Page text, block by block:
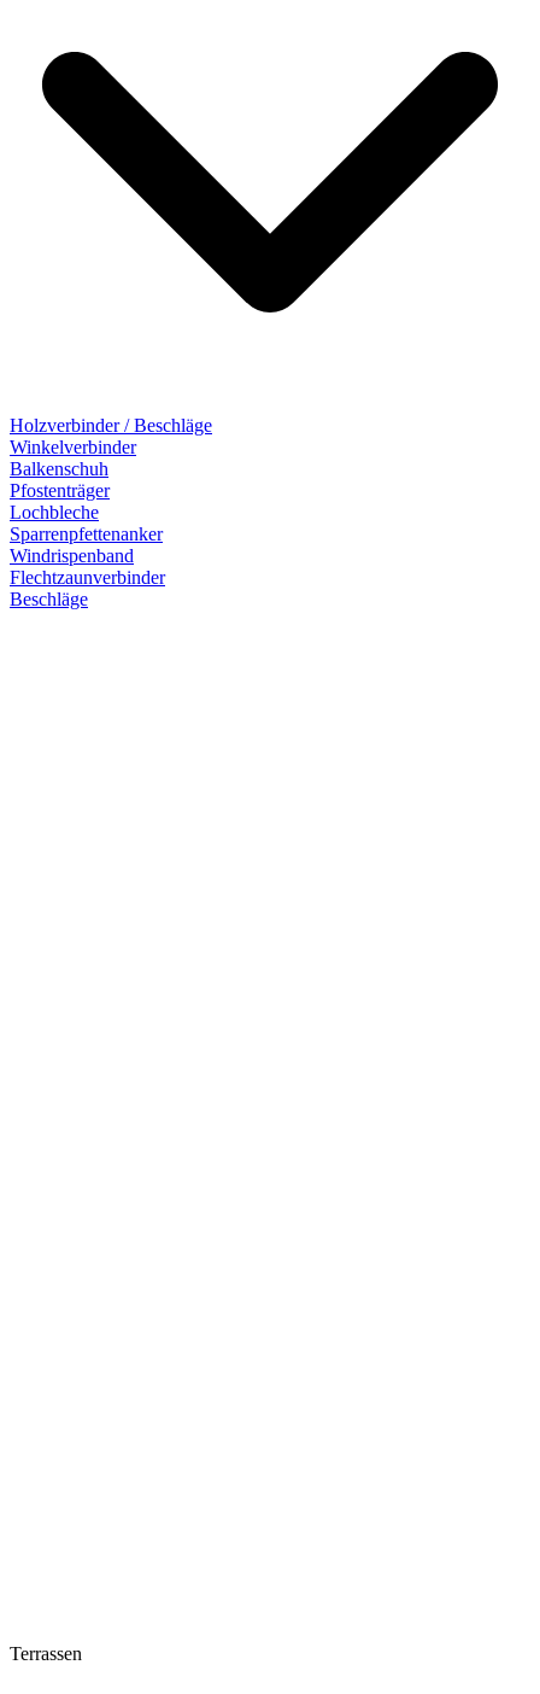
Holzverbinder / Beschläge
Winkelverbinder
Balkenschuh
Pfostenträger
Lochbleche
Sparrenpfettenanker
Windrispenband
Flechtzaunverbinder
Beschläge
Terrassen